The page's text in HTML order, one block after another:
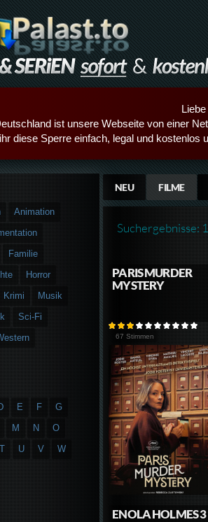
ist unsere Webseite von einer
diese Sperre einfach, legal und kostenlos
NEU FILME
Suchergebnisse:
PARIS MURDER
MYSTERY
67 Stimmen
ENOLA HOLMES 3
Animation
Familie
Horror
Krimi
Musik
Sci-Fi
E F
G
M N
O
T U V
W